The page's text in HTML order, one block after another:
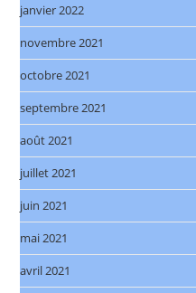
janvier 2022
novembre 2021
octobre 2021
septembre 2021
août 2021
juillet 2021
juin 2021
mai 2021
avril 2021